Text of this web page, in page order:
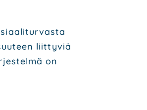
liit­ty­viä
on